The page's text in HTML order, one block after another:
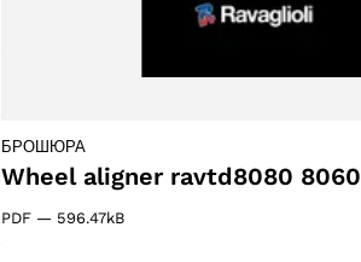
(31)31 products
БРОШЮРА
Wheel aligner ravtd8080 8060
PDF — 596.47kB